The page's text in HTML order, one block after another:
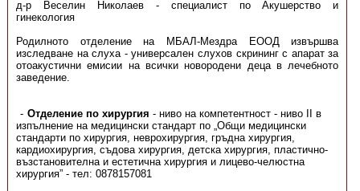
д-р Веселин Николаев - специалист по Акушерство и
гинекология
Родилното отделение на МБАЛ-Мездра ЕООД извършва
изследване на слуха - универсален слухов скрининг с апарат за
отоакустични емисии на всички новородени деца в лечебното
заведение.
Отделение по хирургия - ниво на компетентност - ниво ІІ в
изпълнение на медицински стандарт по „Общи медицински
стандарти по хирургия, неврохирургия, гръдна хирургия,
кардиохирургия, съдова хирургия, детска хирургия, пластично-
възстановителна и естетична хирургия и лицево-челюстна
хирургия” - тел: 0878157081